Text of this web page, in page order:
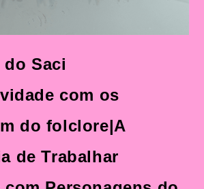
Saci
com os
do folclore|A
de Trabalhar